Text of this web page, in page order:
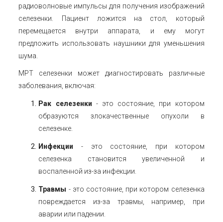
радиоволновые импульсы для получения изображений
селезенки. Пациент ложится на стол, который
перемещается внутри аппарата, и ему могут
предложить использовать наушники для уменьшения
шума.
МРТ селезенки может диагностировать различные
заболевания, включая:
Рак селезенки - это состояние, при котором
образуются злокачественные опухоли в
селезенке.
Инфекции - это состояние, при котором
селезенка становится увеличенной и
воспаленной из-за инфекции.
Травмы - это состояние, при котором селезенка
повреждается из-за травмы, например, при
аварии или падении.